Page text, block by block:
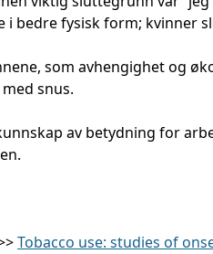
i bedre fysisk form; kvinner
som avhengighet og
snus.
av betydning for
Tobacco use: studies of